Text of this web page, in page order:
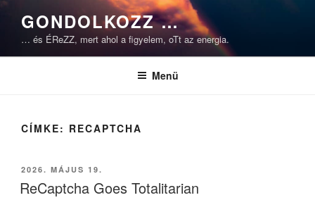
Tartalomhoz
GONDOLKOZZ …
… és ÉReZZ, mert ahol a figyelem, oTt az energia.
Menü
CÍMKE: RECAPTCHA
BEKÜLDVE:
2026. MÁJUS 19.
ReCaptcha Goes Totalitarian